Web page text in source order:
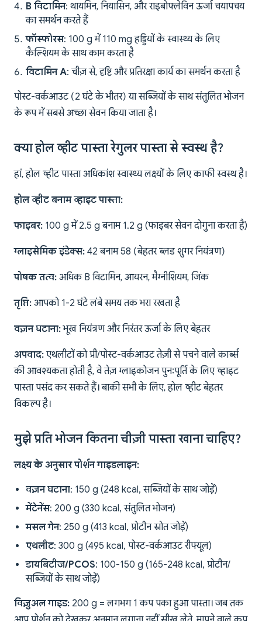
B विटामिन: थायमिन, नियासिन, और राइबोफ्लेविन ऊर्जा चयापचय
का समर्थन करते हैं
फॉस्फोरस: 100 g में 110 mg हड्डियों के स्वास्थ्य के लिए
कैल्शियम के साथ काम करता है
विटामिन A: चीज़ से, दृष्टि और प्रतिरक्षा कार्य का समर्थन करता है
पोस्ट-वर्कआउट (2 घंटे के भीतर) या सब्जियों के साथ संतुलित भोजन
के रूप में सबसे अच्छा सेवन किया जाता है।
क्या होल व्हीट पास्ता रेगुलर पास्ता से स्वस्थ है?
हां, होल व्हीट पास्ता अधिकांश स्वास्थ्य लक्ष्यों के लिए काफी स्वस्थ है।
होल व्हीट बनाम व्हाइट पास्ता:
फाइबर: 100 g में 2.5 g बनाम 1.2 g (फाइबर सेवन दोगुना करता है)
ग्लाइसेमिक इंडेक्स: 42 बनाम 58 (बेहतर ब्लड शुगर नियंत्रण)
पोषक तत्व: अधिक B विटामिन, आयरन, मैग्नीशियम, जिंक
तृप्ति: आपको 1-2 घंटे लंबे समय तक भरा रखता है
वज़न घटाना:भूख नियंत्रण और निरंतर ऊर्जा के लिए बेहतर
अपवाद: एथलीटों को प्री/पोस्ट-वर्कआउट तेज़ी से पचने वाले कार्ब्स
की आवश्यकता होती है, वे तेज़ ग्लाइकोजन पुनःपूर्ति के लिए व्हाइट
पास्ता पसंद कर सकते हैं। बाकी सभी के लिए, होल व्हीट बेहतर
विकल्प है।
मुझे प्रति भोजन कितना चीज़ी पास्ता खाना चाहिए?
लक्ष्य के अनुसार पोर्शन गाइडलाइन:
वज़न घटाना: 150 g (248 kcal, सब्जियों के साथ जोड़ें)
मेंटेनेंस: 200 g (330 kcal, संतुलित भोजन)
मसल गेन: 250 g (413 kcal, प्रोटीन स्रोत जोड़ें)
एथलीट: 300 g (495 kcal, पोस्ट-वर्कआउट रीफ्यूल)
डायबिटीज/PCOS: 100-150 g (165-248 kcal, प्रोटीन/
सब्जियों के साथ जोड़ें)
विज़ुअल गाइड: 200 g = लगभग 1 कप पका हुआ पास्ता। जब तक